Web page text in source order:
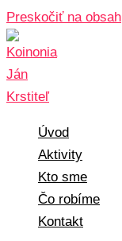
Preskočiť na obsah
Úvod
Aktivity
Kto sme
Čo robíme
Kontakt